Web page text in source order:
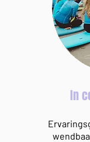
In